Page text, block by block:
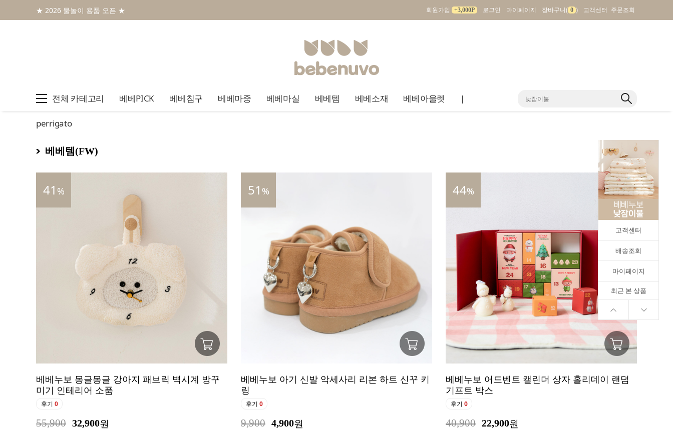
★ 2026 물놀이 용품 오픈 ★ 회원가입 +3,000P 로그인 마이페이지 장바구니( 0 ) 고객센터 주문조회
전체 카테고리 베베PICK 베베침구 베베마중 베베마실 베베템 베베소재 베베아울렛 |
perrigato
고객센터
배송조회
마이페이지
최근 본 상품
베베템(FW)
41 %
베베누보 몽글몽글 강아지 패브릭 벽시계 방꾸
미기 인테리어 소품
후기 0
55,900 32,900원
51 %
베베누보 아기 신발 악세사리 리본 하트 신꾸 키
링
후기 0
9,900 4,900원
44%
베베누보 어드벤트 캘린더 상자 홀리데이 랜덤
기프트 박스
후기 0
40,900 22,900원